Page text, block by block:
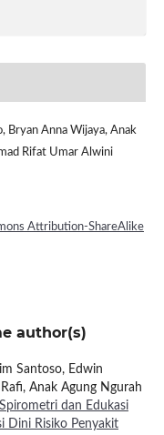
Bryan Anna Wijaya, Anak
Rifat Umar Alwini
Attribution-ShareAlike
author(s)
Santoso, Edwin
Anak Agung Ngurah
dan Edukasi
Dini Risiko Penyakit